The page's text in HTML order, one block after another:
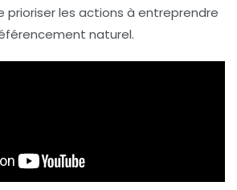
les actions à entreprendre
naturel.